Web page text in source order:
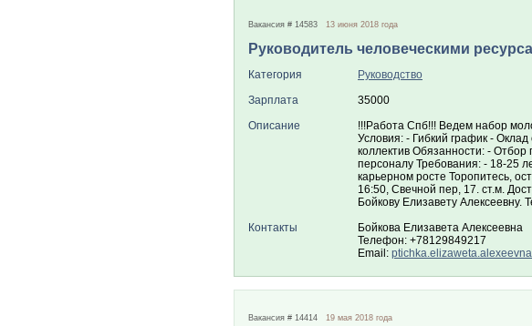
Вакансия # 14583 13 июня 2018 года
Руководитель человеческими
Категория
Руководство
Зарплата
35000
Описание
!!!Работа Спб!!! Ведем набор
Условия: - Гибкий график -
коллектив Обязанности: -
персоналу Требования: - 18-25
карьерном росте Торопитесь,
16:50, Свечной пер, 17. ст.м.
Бойкову Елизавету Алексеевну.
Контакты
Бойкова Елизавета Алексеевна
Телефон: +78129849217
Email:
Вакансия # 14414 19 мая 2018 года